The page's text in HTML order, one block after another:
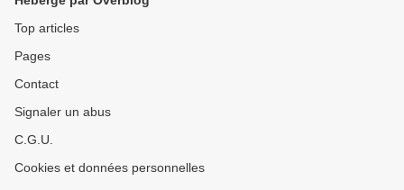
Top articles
Pages
Contact
Signaler un abus
C.G.U.
Cookies et données personnelles